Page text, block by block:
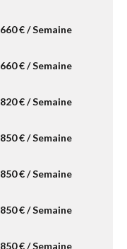
660 € / Semaine
660 € / Semaine
820 € / Semaine
850 € / Semaine
850 € / Semaine
850 € / Semaine
850 € / Semaine